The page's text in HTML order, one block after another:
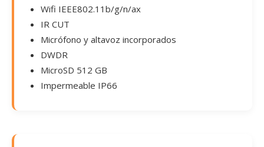
Wifi IEEE802.11b/g/n/ax
IR CUT
Micrófono y altavoz incorporados
DWDR
MicroSD 512 GB
Impermeable IP66